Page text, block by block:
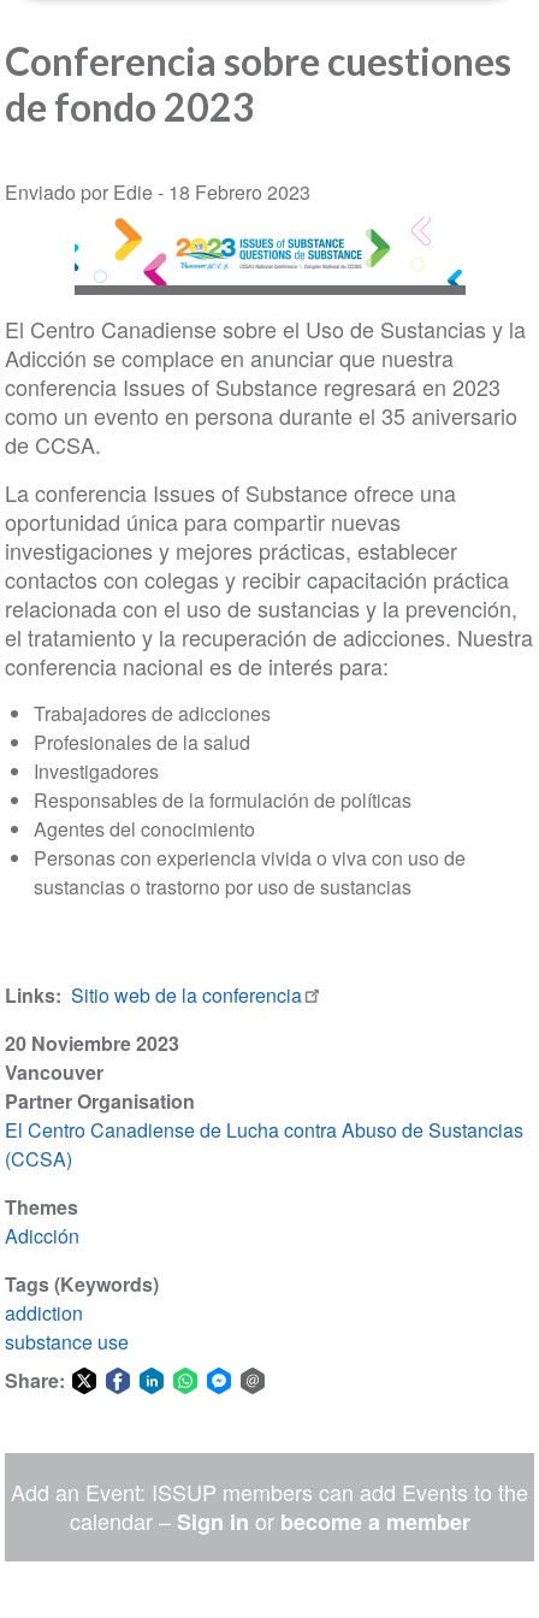
20 Noviembre 2023
Vancouver
Partner Organisation
El Centro Canadiense de Lucha contra Abuso de Sustancias
(CCSA)
Themes
Adicción
Tags (Keywords)
addiction
substance use
Share:
Messenger
Conferencia sobre cuestiones
de fondo 2023
Enviado por Edie - 18 Febrero 2023
El Centro Canadiense sobre el Uso de Sustancias y la
Adicción se complace en anunciar que nuestra
conferencia Issues of Substance regresará en 2023
como un evento en persona durante el 35 aniversario
de CCSA.
La conferencia Issues of Substance ofrece una
oportunidad única para compartir nuevas
investigaciones y mejores prácticas, establecer
contactos con colegas y recibir capacitación práctica
relacionada con el uso de sustancias y la prevención,
el tratamiento y la recuperación de adicciones. Nuestra
conferencia nacional es de interés para:
Trabajadores de adicciones
Profesionales de la salud
Investigadores
Responsables de la formulación de políticas
Agentes del conocimiento
Personas con experiencia vivida o viva con uso de
sustancias o trastorno por uso de sustancias
Links Sitio web de la conferencia
Add an Event: ISSUP members can add Events to the
calendar – Sign in or become a member